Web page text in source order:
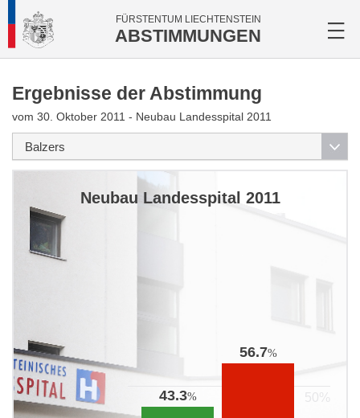
FÜRSTENTUM LIECHTENSTEIN
ABSTIMMUNGEN
Ergebnisse der Abstimmung
vom 30. Oktober 2011 - Neubau Landesspital 2011
Neubau Landesspital 2011
43.3%
56.7%